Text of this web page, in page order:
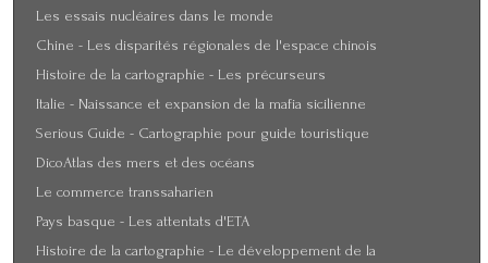
Les essais nucléaires dans le monde
Chine - Les disparités régionales de l'espace chinois
Histoire de la cartographie - Les précurseurs
Italie - Naissance et expansion de la mafia sicilienne
Serious Guide - Cartographie pour guide touristique
DicoAtlas des mers et des océans
Le commerce transsaharien
Pays basque - Les attentats d'ETA
Histoire de la cartographie - Le développement de la